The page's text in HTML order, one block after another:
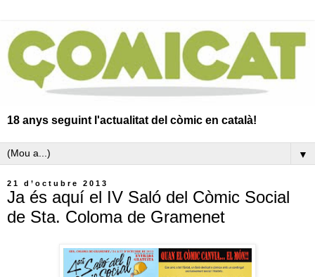
18 anys seguint l'actualitat del còmic en català!
▼
21 d’octubre 2013
Ja és aquí el IV Saló del Còmic Social
de Sta. Coloma de Gramenet